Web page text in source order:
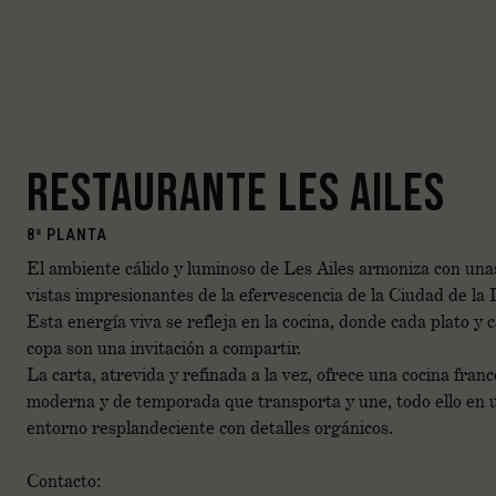
RESTAURANTE LES AILES
8ª PLANTA
El ambiente cálido y luminoso de Les Ailes armoniza con
vistas impresionantes de la efervescencia de la Ciudad de la
Esta energía viva se refleja en la cocina, donde cada plato y
copa son una invitación a compartir.
La carta, atrevida y refinada a la vez, ofrece una cocina
moderna y de temporada que transporta y une, todo ello en
entorno resplandeciente con detalles orgánicos.
Contacto: